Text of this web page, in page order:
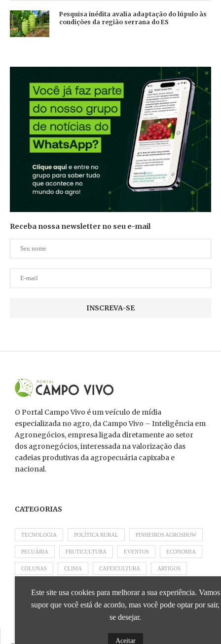
Pesquisa inédita avalia adaptação do lúpulo às
condições da região serrana do ES
Receba nossa newsletter no seu e-mail
O Portal Campo Vivo é um veículo de mídia
especializada no agro, da Campo Vivo – Inteligência em
Agronegócios, empresa ligada diretamente ao setor
dos agronegócios, interessada na valorização das
cadeias produtivas da agropecuária capixaba e
nacional.
CATEGORIAS
TECNOLOGIA POLÍTICA RURAL PINHEIROS AGROSHOW
PECUÁRIA FRUTICULTURA EVENTOS ECONOMIA
COLUNAS CLIMA CAFEICULTURA ARTIGOS
APRESENTADO POR BRAPEX
Este site usa cookies para melhorar a sua experiência. Vamos
supor que você está de acordo, mas você pode optar por sair,
se desejar.
Aceitar